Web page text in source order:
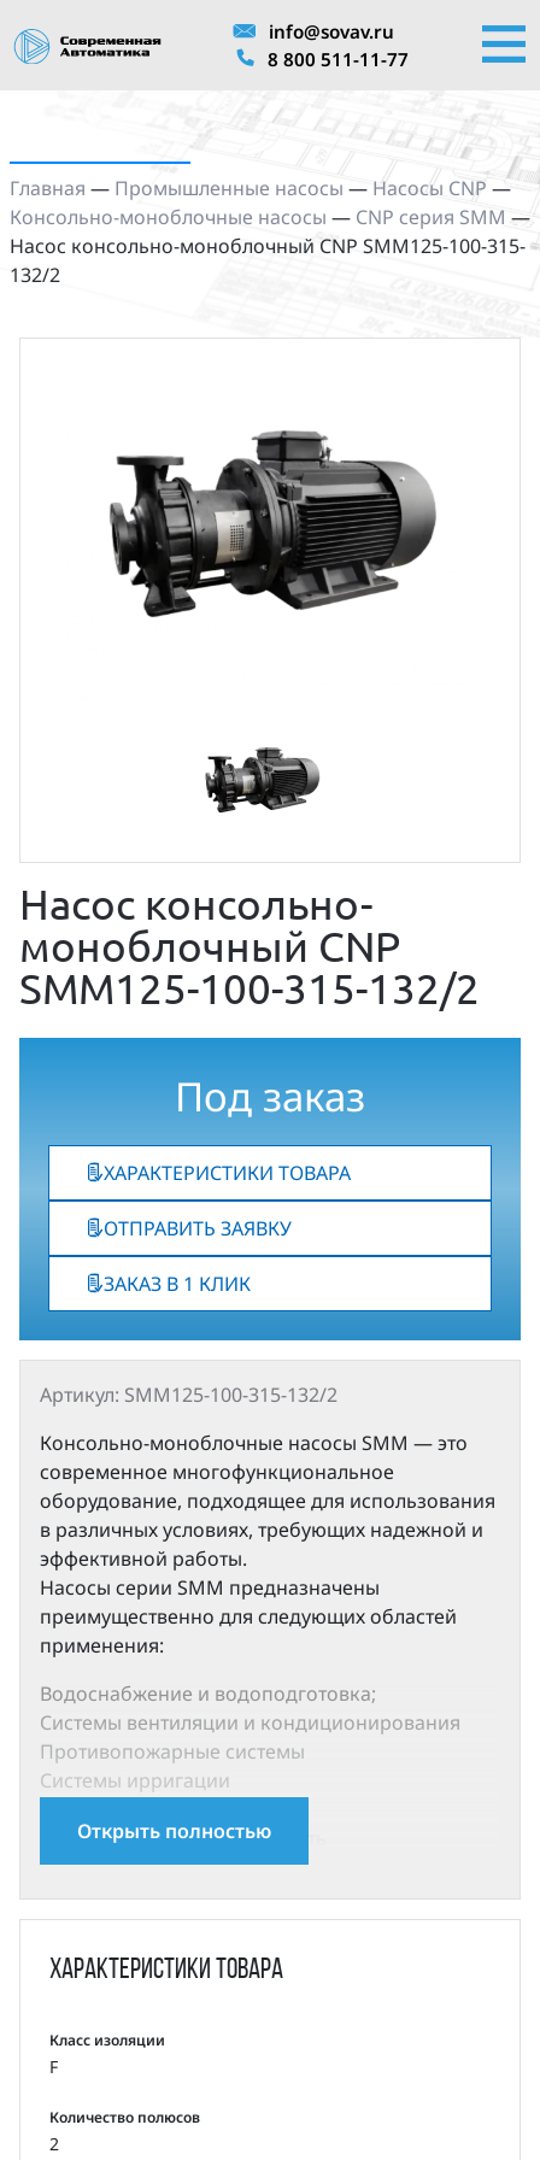
info@sovav.ru
8 800 511-11-77
Главная — Промышленные насосы — Насосы CNP —
Консольно-моноблочные насосы — CNP серия SMM —
Насос консольно-моноблочный CNP SMM125-100-315-
132/2
Насос консольно-
моноблочный CNP
SMM125-100-315-132/2
Под заказ
ХАРАКТЕРИСТИКИ ТОВАРА
ОТПРАВИТЬ ЗАЯВКУ
ЗАКАЗ В 1 КЛИК
Артикул: SMM125-100-315-132/2
Консольно-моноблочные насосы SMM — это
современное многофункциональное
оборудование, подходящее для использования
в различных условиях, требующих надежной и
эффективной работы.
Насосы серии SMM предназначены
преимущественно для следующих областей
применения:
Водоснабжение и водоподготовка;
Системы вентиляции и кондиционирования
Противопожарные системы
Системы ирригации
Химическая промышленность
и четырехполюсными электродвигателями
охлаждением со следующими электрическими
Степень защиты: IP55
Класс изоляции: F
Класс энергоэффективности: IE2 (IE3 по запросу)
Частота: 50 Гц
Открыть полностью
Характеристики товара
Класс изоляции
F
Количество полюсов
2